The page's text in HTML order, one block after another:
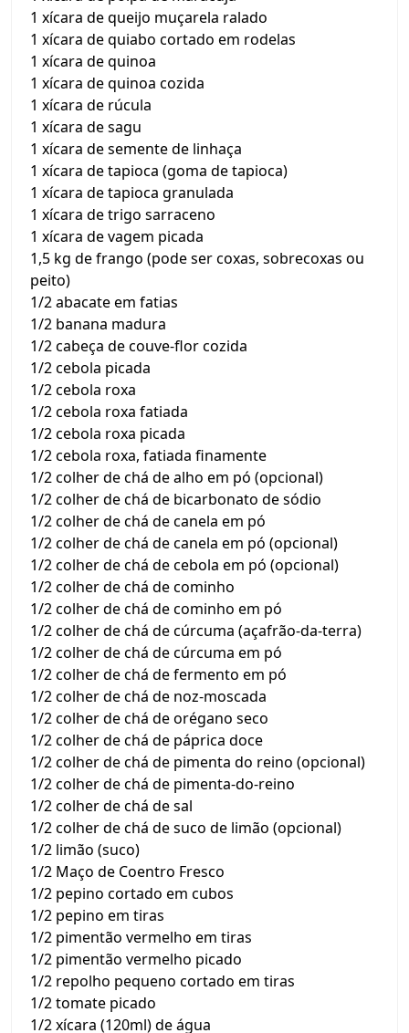
1 xícara de queijo muçarela ralado
1 xícara de quiabo cortado em rodelas
1 xícara de quinoa
1 xícara de quinoa cozida
1 xícara de rúcula
1 xícara de sagu
1 xícara de semente de linhaça
1 xícara de tapioca (goma de tapioca)
1 xícara de tapioca granulada
1 xícara de trigo sarraceno
1 xícara de vagem picada
1,5 kg de frango (pode ser coxas, sobrecoxas ou
peito)
1/2 abacate em fatias
1/2 banana madura
1/2 cabeça de couve-flor cozida
1/2 cebola picada
1/2 cebola roxa
1/2 cebola roxa fatiada
1/2 cebola roxa picada
1/2 cebola roxa, fatiada finamente
1/2 colher de chá de alho em pó (opcional)
1/2 colher de chá de bicarbonato de sódio
1/2 colher de chá de canela em pó
1/2 colher de chá de canela em pó (opcional)
1/2 colher de chá de cebola em pó (opcional)
1/2 colher de chá de cominho
1/2 colher de chá de cominho em pó
1/2 colher de chá de cúrcuma (açafrão-da-terra)
1/2 colher de chá de cúrcuma em pó
1/2 colher de chá de fermento em pó
1/2 colher de chá de noz-moscada
1/2 colher de chá de orégano seco
1/2 colher de chá de páprica doce
1/2 colher de chá de pimenta do reino (opcional)
1/2 colher de chá de pimenta-do-reino
1/2 colher de chá de sal
1/2 colher de chá de suco de limão (opcional)
1/2 limão (suco)
1/2 Maço de Coentro Fresco
1/2 pepino cortado em cubos
1/2 pepino em tiras
1/2 pimentão vermelho em tiras
1/2 pimentão vermelho picado
1/2 repolho pequeno cortado em tiras
1/2 tomate picado
1/2 xícara (120ml) de água